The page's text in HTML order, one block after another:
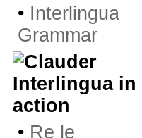
• Interlingua
Grammar
Interlingua in
action
• Re le